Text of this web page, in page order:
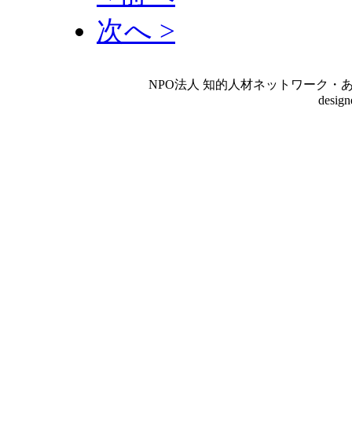
次へ >
NPO法人 知的人材ネットワーク・